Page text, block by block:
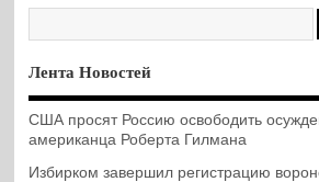
Лента Новостей
США просят Россию освободить
американца Роберта Гилмана
Избирком завершил регистрацию